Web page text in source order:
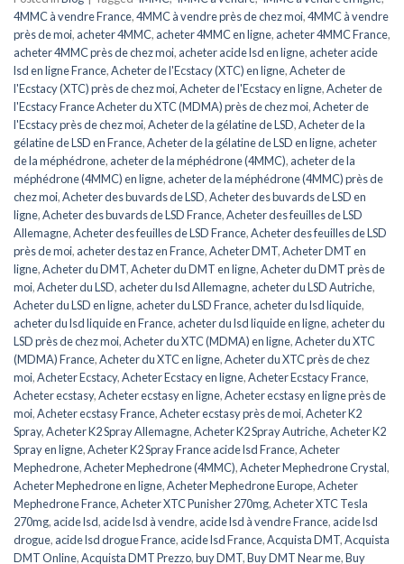
4MMC à vendre France,4MMC à vendre près de chez moi,4MMC à vendre
près de moi, acheter 4MMC, acheter 4MMC en ligne, acheter 4MMC France,
acheter 4MMC près de chez moi, acheter acide lsd en ligne, acheter acide
lsd en ligne France,Acheter de l'Ecstacy (XTC) en ligne,Acheter de
l'Ecstacy (XTC) près de chez moi,Acheter de l'Ecstacy en ligne,Acheter de
l'Ecstacy France Acheter du XTC (MDMA) près de chez moi,Acheter de
l'Ecstacy près de chez moi,Acheter de la gélatine de LSD,Acheter de la
gélatine de LSD en France,Acheter de la gélatine de LSD en ligne, acheter
de la méphédrone, acheter de la méphédrone (4MMC), acheter de la
méphédrone (4MMC) en ligne, acheter de la méphédrone (4MMC) près de
chez moi,Acheter des buvards de LSD,Acheter des buvards de LSD en
ligne,Acheter des buvards de LSD France,Acheter des feuilles de LSD
Allemagne,Acheter des feuilles de LSD France,Acheter des feuilles de LSD
près de moi, acheter des taz en France,Acheter DMT,Acheter DMT en
ligne,Acheter du DMT,Acheter du DMT en ligne,Acheter du DMT près de
moi,Acheter du LSD, acheter du lsd Allemagne, acheter du LSD Autriche,
Acheter du LSD en ligne, acheter du LSD France, acheter du lsd liquide,
acheter du lsd liquide en France, acheter du lsd liquide en ligne, acheter du
LSD près de chez moi,Acheter du XTC (MDMA) en ligne,Acheter du XTC
(MDMA) France,Acheter du XTC en ligne,Acheter du XTC près de chez
moi,Acheter Ecstacy,Acheter Ecstacy en ligne,Acheter Ecstacy France,
Acheter ecstasy,Acheter ecstasy en ligne,Acheter ecstasy en ligne près de
moi,Acheter ecstasy France,Acheter ecstasy près de moi,Acheter K2
Spray,Acheter K2 Spray Allemagne,Acheter K2 Spray Autriche,Acheter K2
Spray en ligne,Acheter K2 Spray France acide lsd France,Acheter
Mephedrone,Acheter Mephedrone (4MMC),Acheter Mephedrone Crystal,
Acheter Mephedrone en ligne,Acheter Mephedrone Europe,Acheter
Mephedrone France,Acheter XTC Punisher 270mg,Acheter XTC Tesla
270mg, acide lsd, acide lsd à vendre, acide lsd à vendre France, acide lsd
drogue, acide lsd drogue France, acide lsd France,Acquista DMT,Acquista
DMT Online,Acquista DMT Prezzo,buy DMT,Buy DMT Near me,Buy